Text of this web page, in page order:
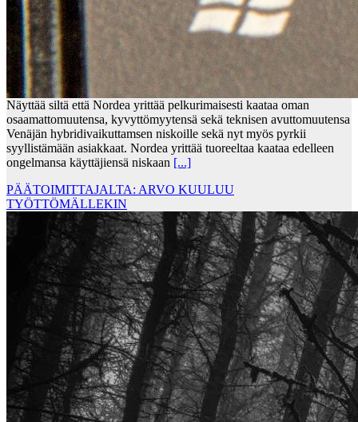
Näyttää siltä että Nordea yrittää pelkurimaisesti kaataa oman
osaamattomuutensa, kyvyttömyytensä sekä teknisen avuttomuutensa
Venäjän hybridivaikuttamsen niskoille sekä nyt myös pyrkii
syyllistämään asiakkaat. Nordea yrittää tuoreeltaa kaataa edelleen
ongelmansa käyttäjiensä niskaan [...]
PÄÄTOIMITTAJALTA: ARVO KUULUU
TYÖTTÖMÄLLEKIN